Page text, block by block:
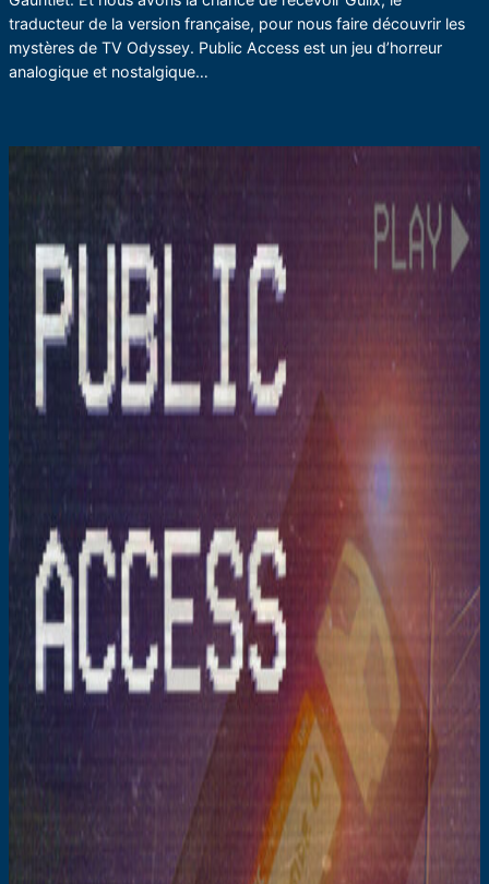
traducteur de la version française, pour nous faire découvrir les
mystères de TV Odyssey. Public Access est un jeu d’horreur
analogique et nostalgique…